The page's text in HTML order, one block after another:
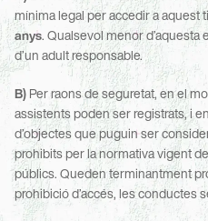
mínima legal per accedir a aquest
anys. Qualsevol menor d’aquesta
d’un adult responsable.
B) Per raons de seguretat, en el
assistents poden ser registrats, i
d’objectes que puguin ser
prohibits per la normativa vigent
públics. Queden terminantment
prohibició d’accés, les conductes